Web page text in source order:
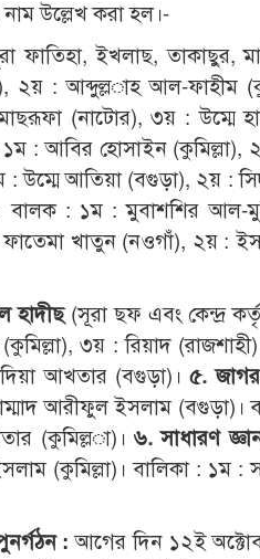
নাম উল্লেখ করা হল।-
ফাতিহা, ইখলাছ, তাকাছুর,
: আব্দুল্ল­াহ আল-ফাহীম
(নাটোর), ৩য় : উম্মে
১ম : আবির হোসাইন (কুমিল্লা),
উম্মে আতিয়া (বগুড়া), ২য় :
:বালক : ১ম : মুবাশশির আল-
ফাতেমা খাতুন (নওগাঁ), ২য় :
হাদীছ (সূরা ছফ এবং কেন্দ্র
৩য় : রিয়াদ
আখতার (বগুড়া)। ৫.
আরীফুল ইসলাম (বগুড়া)।
(কুমিল্ল­া)। ৬. সাধারণ
(কুমিল্লা)। বালিকা : ১ম :
:আগের দিন ১২ই